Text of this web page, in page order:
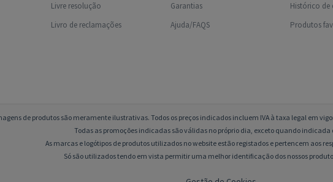
Livre resolução
Livro de reclamações
Garantias
Ajuda/FAQS
Histórico de
Produtos
de produtos são meramente ilustrativas. Todos os preços indicados incluem IVA à taxa legal em
Todas as promoções indicadas são válidas no próprio dia, exceto quando
As marcas e logótipos de produtos utilizados no website estão registados e pertencem aos
Só são utilizados tendo em vista permitir uma melhor identificação dos nossos